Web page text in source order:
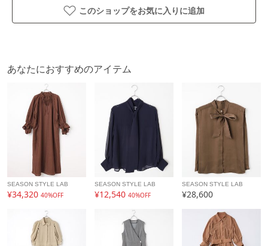
このショップをお気に入りに追加
あなたにおすすめのアイテム
SEASON STYLE LAB
¥34,320 40%OFF
SEASON STYLE LAB
¥12,540 40%OFF
SEASON STYLE LAB
¥28,600